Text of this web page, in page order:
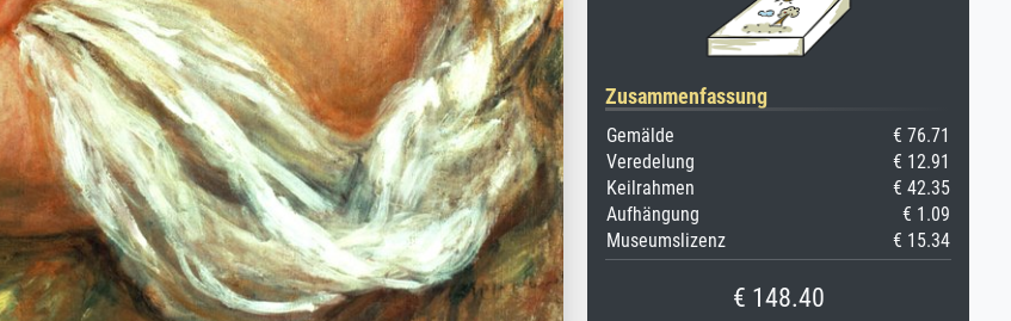
Zusammenfassung
Gemälde
€ 76.71
Veredelung
€ 12.91
Keilrahmen
€ 42.35
Aufhängung
€ 1.09
Museumslizenz
€ 15.34
€ 148.40